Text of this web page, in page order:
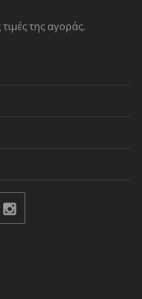
τιμές της αγοράς.